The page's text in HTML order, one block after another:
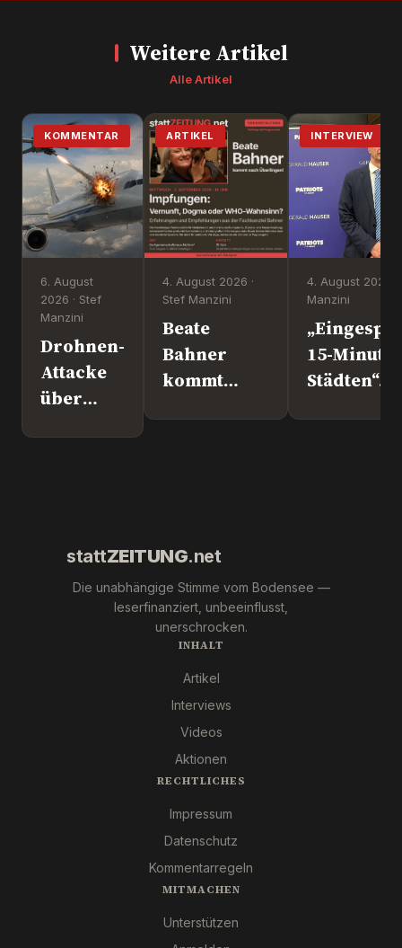
Weitere Artikel
Alle Artikel
KOMMENTAR
6. August
2026 · Stef
Manzini
Drohnen-
Attacke
über
ARTIKEL
4. August 2026 ·
Stef Manzini
Beate
Bahner
kommt
INTERVIEW
4. August 2026 ·
Manzini
15-
Städten“.
stattZEITUNG.net
Die unabhängige Stimme vom Bodensee —
leserfinanziert, unbeeinflusst,
unerschrocken.
INHALT
Artikel
Interviews
Videos
Aktionen
RECHTLICHES
Impressum
Datenschutz
Kommentarregeln
MITMACHEN
Unterstützen